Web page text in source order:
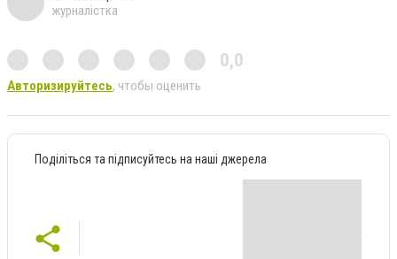
журналістка
0,0
Авторизируйтесь, чтобы оценить
Поділіться та підписуйтесь на наші джерела